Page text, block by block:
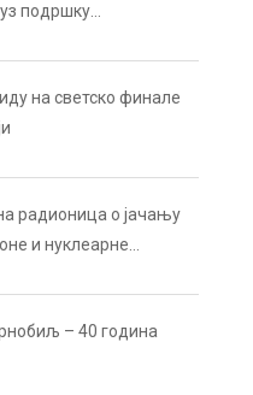
подршку
на светско финале
радионица о јачању
и нуклеарне
– 40 година